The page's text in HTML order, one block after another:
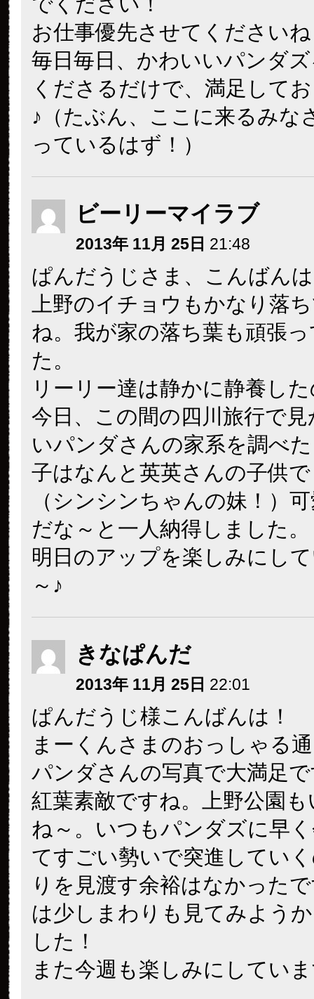
お仕事優先させてください
毎日毎日、かわいいパンダ
くださるだけで、満足して
♪（たぶん、ここに来るみな
っているはず！）
ビーリーマイラブ
2013年 11月 25日 21:48
ぱんだうじさま、こんばん
上野のイチョウもかなり落
ね。我が家の落ち葉も頑張
た。
リーリー達は静かに静養し
今日、この間の四川旅行で
いパンダさんの家系を調べ
子はなんと英英さんの子供
（シンシンちゃんの妹！）
だな～と一人納得しました
明日のアップを楽しみにし
～♪
きなぱんだ
2013年 11月 25日 22:01
ぱんだうじ様こんばんは！
まーくんさまのおっしゃる
パンダさんの写真で大満足
紅葉素敵ですね。上野公園
ね～。いつもパンダズに早
てすごい勢いで突進してい
りを見渡す余裕はなかった
は少しまわりも見てみよう
した！
また今週も楽しみにしてい